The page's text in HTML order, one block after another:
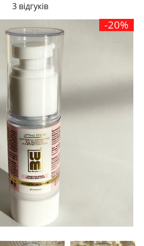
3 відгуків
-20%